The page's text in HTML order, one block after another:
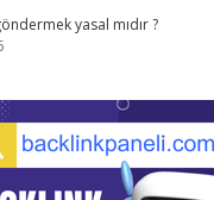
yasal mıdır ?